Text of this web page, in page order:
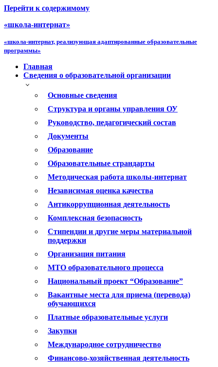
Перейти к содержимому
«школа-интернат»
«школа-интернат, реализующая адаптированные образовательные
программы»
Главная
Сведения о образовательной организации
Основные сведения
Структура и органы управления ОУ
Руководство, педагогический состав
Документы
Образование
Образовательные страндарты
Методическая работа школы-интернат
Независимая оценка качества
Антикоррупционная деятельность
Комплексная безопасность
Стипендии и другие меры материальной
поддержки
Организация питания
МТО образовательного процесса
Национальный проект “Образование”
Вакантные места для приема (перевода)
обучающихся
Платные образовательные услуги
Закупки
Международное сотрудничество
Финансово-хозяйственная деятельность